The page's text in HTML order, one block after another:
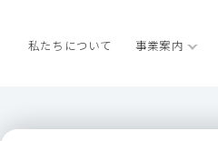
私たちについて 事業案内